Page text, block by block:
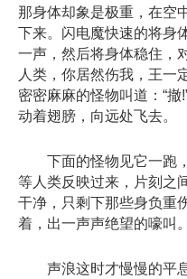
那身体却象是极重，在空
下来。闪电魔快速的将身
一声，然后将身体稳住，
人类，你居然伤我，王一
密密麻麻的怪物叫道：“
动着翅膀，向远处飞去。
下面的怪物见它一跑，
等人类反映过来，片刻之
干净，只剩下那些身负重
着，出一声声绝望的嚎叫。
声浪这时才慢慢的平息